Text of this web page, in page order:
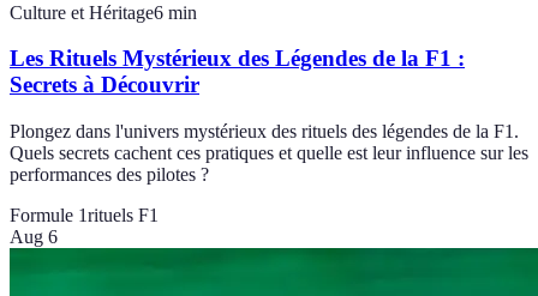
Culture et Héritage6 min
Les Rituels Mystérieux des Légendes de la F1 :
Secrets à Découvrir
Plongez dans l'univers mystérieux des rituels des légendes de la F1.
Quels secrets cachent ces pratiques et quelle est leur influence sur les
performances des pilotes ?
Formule 1rituels F1
Aug 6